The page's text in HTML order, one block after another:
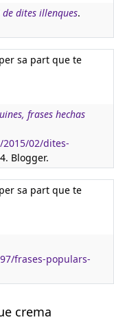
dites illenques.
sa part que te
frases hechas
02/dites-
Blogger.
sa part que te
frases-populars-
crema